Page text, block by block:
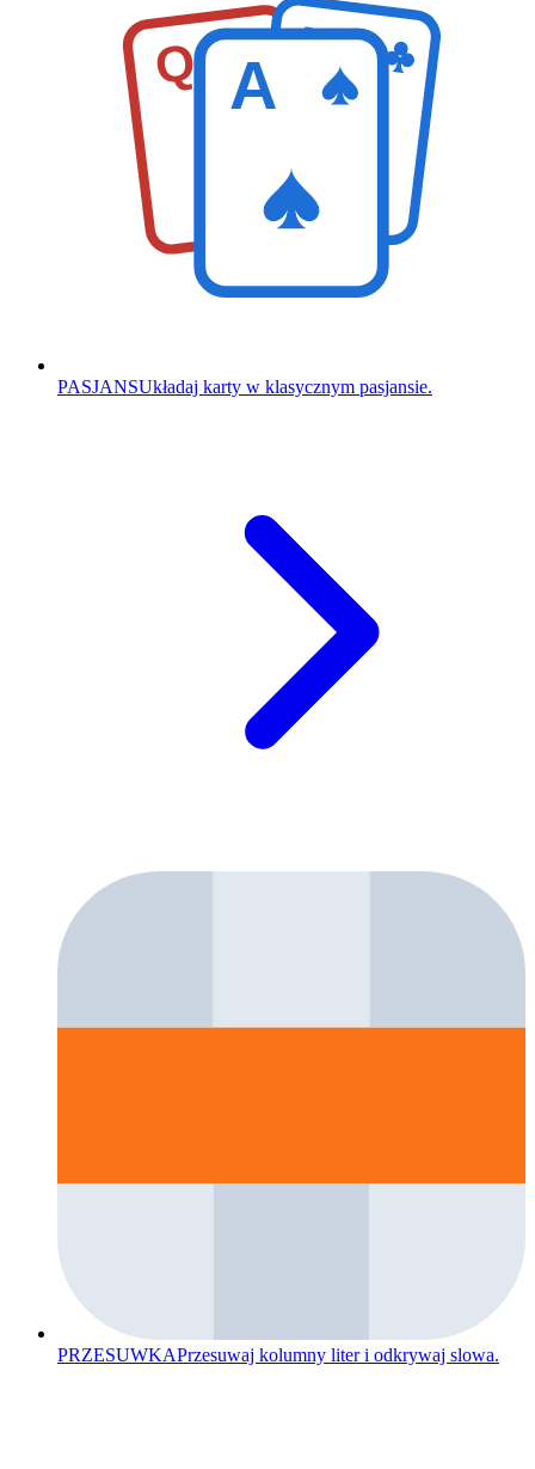
Q K
A
PASJANSUkładaj karty w klasycznym pasjansie.
PRZESUWKAPrzesuwaj kolumny liter i odkrywaj slowa.